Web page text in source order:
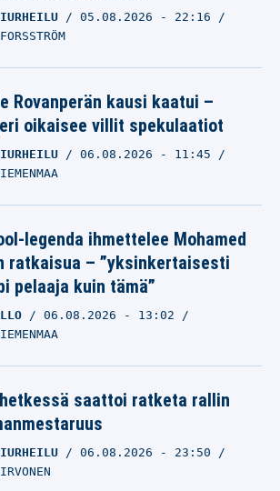
05.08.2026 - 22:16
Rovanperän kausi kaatui –
oikaisee villit spekulaatiot
06.08.2026 - 11:45
legenda ihmettelee Mohamed
ratkaisua – ”yksinkertaisesti
pelaaja kuin tämä”
06.08.2026 - 13:02
saattoi ratketa rallin
06.08.2026 - 23:50